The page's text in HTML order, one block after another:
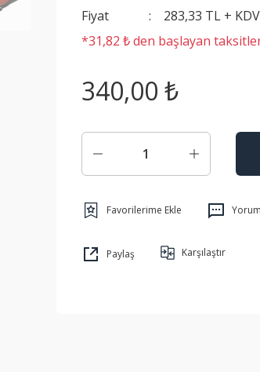
Fiyat
283,33 TL + KDV
*31,82 ₺ den başlayan
340,00 ₺
Paylaş Karşılaştır